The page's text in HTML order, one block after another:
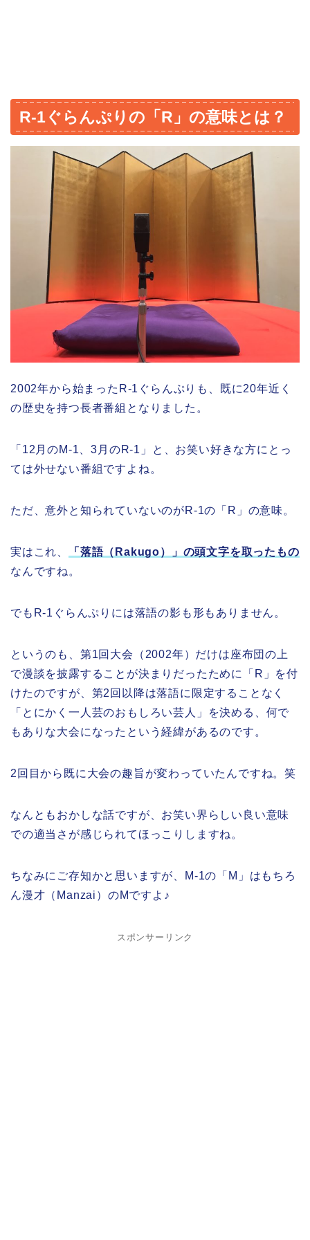
R-1ぐらんぷりの「R」の意味とは？
2002年から始まったR-1ぐらんぷりも、既に20年近く
の歴史を持つ長者番組となりました。
「12月のM-1、3月のR-1」と、お笑い好きな方にとっ
ては外せない番組ですよね。
ただ、意外と知られていないのがR-1の「R」の意味。
実はこれ、
「落語（Rakugo）」の頭文字を取ったもの
なんですね。
でもR-1ぐらんぷりには落語の影も形もありません。
というのも、第1回大会（2002年）だけは座布団の上
で漫談を披露することが決まりだったために「R」を付
けたのですが、第2回以降は落語に限定することなく
「とにかく一人芸のおもしろい芸人」を決める、何で
もありな大会になったという経緯があるのです。
2回目から既に大会の趣旨が変わっていたんですね。笑
なんともおかしな話ですが、お笑い界らしい良い意味
での適当さが感じられてほっこりしますね。
ちなみにご存知かと思いますが、M-1の「M」はもちろ
ん漫才（Manzai）のMですよ♪
スポンサーリンク